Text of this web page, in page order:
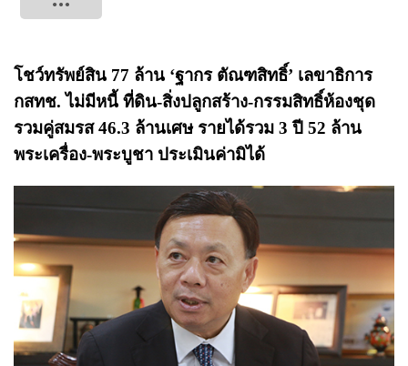
โชว์ทรัพย์สิน 77 ล้าน ‘ฐากร ตัณฑสิทธิ์’ เลขาธิการ
กสทช. ไม่มีหนี้ ที่ดิน-สิ่งปลูกสร้าง-กรรมสิทธิ์ห้องชุด
รวมคู่สมรส 46.3 ล้านเศษ รายได้รวม 3 ปี 52 ล้าน
พระเครื่อง-พระบูชา ประเมินค่ามิได้